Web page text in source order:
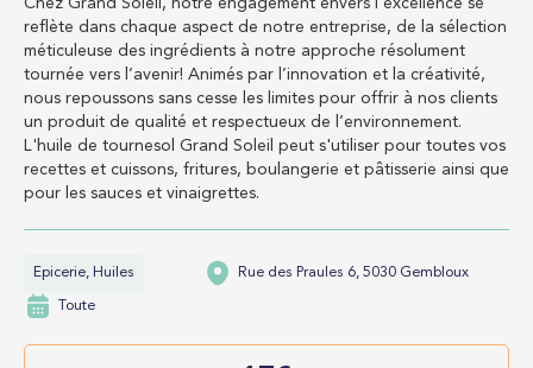
Chez Grand Soleil, notre engagement envers l’excellence se
reflète dans chaque aspect de notre entreprise, de la sélection
méticuleuse des ingrédients à notre approche résolument
tournée vers l’avenir! Animés par l’innovation et la créativité,
nous repoussons sans cesse les limites pour offrir à nos clients
un produit de qualité et respectueux de l’environnement.
L'huile de tournesol Grand Soleil peut s'utiliser pour toutes vos
recettes et cuissons, fritures, boulangerie et pâtisserie ainsi que
pour les sauces et vinaigrettes.
Epicerie, Huiles Rue des Praules 6, 5030 Gembloux
Toute